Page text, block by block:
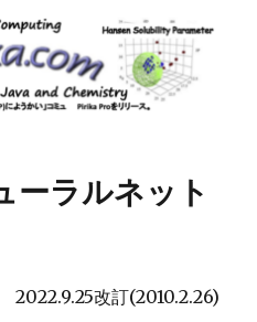
ーラルネット
2022.9.25改訂(2010.2.26)